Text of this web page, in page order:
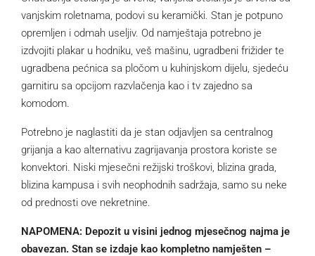
vanjskim roletnama, podovi su keramički. Stan je potpuno
opremljen i odmah useljiv. Od namještaja potrebno je
izdvojiti plakar u hodniku, veš mašinu, ugradbeni frižider te
ugradbena pećnica sa pločom u kuhinjskom dijelu, sjedeću
garnitiru sa opcijom razvlačenja kao i tv zajedno sa
komodom.
Potrebno je naglastiti da je stan odjavljen sa centralnog
grijanja a kao alternativu zagrijavanja prostora koriste se
konvektori. Niski mjesečni režijski troškovi, blizina grada,
blizina kampusa i svih neophodnih sadržaja, samo su neke
od prednosti ove nekretnine.
NAPOMENA: Depozit u visini jednog mjesečnog najma je
obavezan. Stan se izdaje kao kompletno namješten –